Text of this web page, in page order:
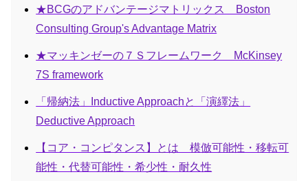
★BCGのアドバンテージマトリックス Boston
Consulting Group's Advantage Matrix
★マッキンゼーの７Ｓフレームワーク McKinsey
7S framework
「帰納法」Inductive Approachと「演繹法」
Deductive Approach
【コア・コンピタンス】とは 模倣可能性・移転可
能性・代替可能性・希少性・耐久性